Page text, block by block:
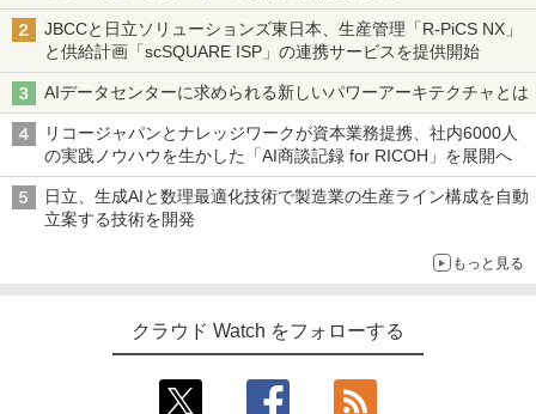
JBCCと日立ソリューションズ東日本、生産管理「R-PiCS NX」
と供給計画「scSQUARE ISP」の連携サービスを提供開始
AIデータセンターに求められる新しいパワーアーキテクチャとは
リコージャパンとナレッジワークが資本業務提携、社内6000人
の実践ノウハウを生かした「AI商談記録 for RICOH」を展開へ
日立、生成AIと数理最適化技術で製造業の生産ライン構成を自動
立案する技術を開発
もっと見る
クラウド Watch をフォローする